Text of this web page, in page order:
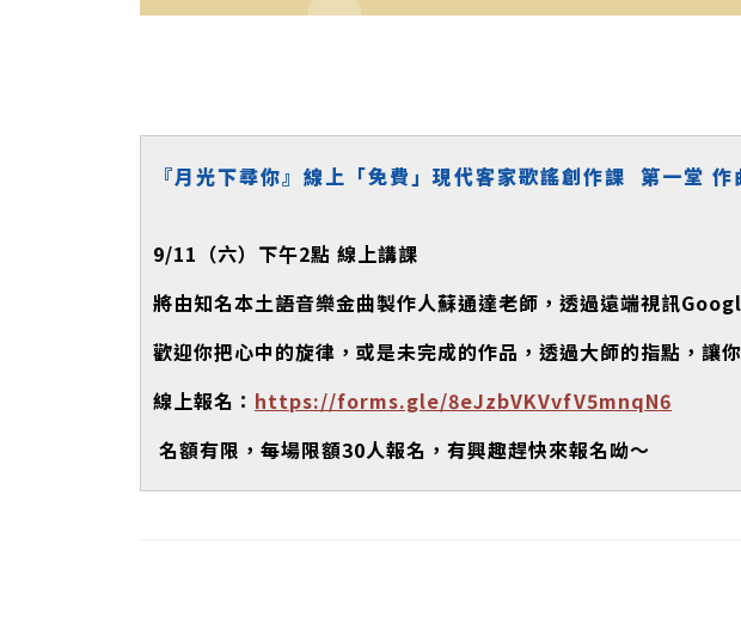
『月光下尋你』線上「免費」現代客家歌謠創作課 第一堂 作
9/11 （六）下午2點 線上講課
將由知名本土語音樂金曲製作人蘇通達老師，透過遠端視訊
歡迎你把心中的旋律，或是未完成的作品，透過大師的指點，讓
線上報名： https://forms.gle/8eJzbVKVvfV5mnqN6
名額有限，每場限額30人報名，有興趣趕快來報名呦～